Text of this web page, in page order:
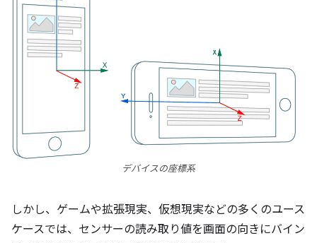
デバイスの座標系
しかし、ゲームや拡張現実、仮想現実などの多くのユース
ケースでは、センサーの読み取り値を画面の向きにバイン